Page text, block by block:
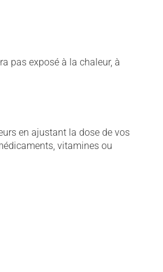
pas exposé à la chaleur, à
en ajustant la dose de vos
vitamines ou